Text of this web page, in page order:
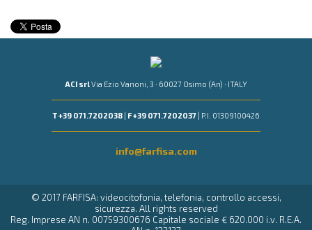
ACI srlVia Ezio Vanoni, 3 · 60027 Osimo (An) · ITALY
T +39 071.7202038| F +39 071.7202037| P.I. 01309100426
info@farfisa.com
© 2017 FARFISA: videocitofonia, telefonia, controllo accessi,
sicurezza. All rights reserved
Reg. Imprese AN n. 00759300676 Capitale sociale € 620.000 i.v. R.E.A.